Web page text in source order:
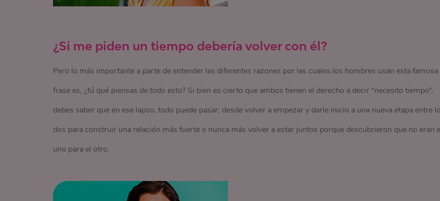
¿Si me piden un tiempo debería volver con él?
Pero lo más importante a parte de entender las diferentes razones por las cuales los hombres usan esta famosa
frase es, ¿tú qué piensas de todo esto? Si bien es cierto que ambos tienen el derecho a decir “necesito tiempo”,
debes saber que en ese lapso, todo puede pasar; desde volver a empezar y darle inicio a una nueva etapa entre
dos para construir una relación más fuerte o nunca más volver a estar juntos porque descubrieron que no eran
uno para el otro.